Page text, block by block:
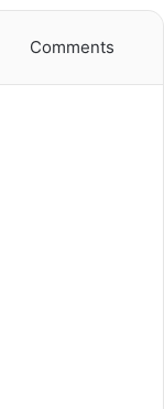
Comments